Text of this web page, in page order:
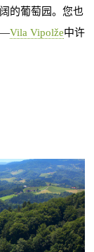
的葡萄园。您也
Vila Vipolže中许